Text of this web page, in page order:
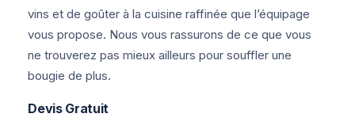
vins et de goûter à la cuisine raffinée que l’équipage
vous propose. Nous vous rassurons de ce que vous
ne trouverez pas mieux ailleurs pour souffler une
bougie de plus.
Devis Gratuit